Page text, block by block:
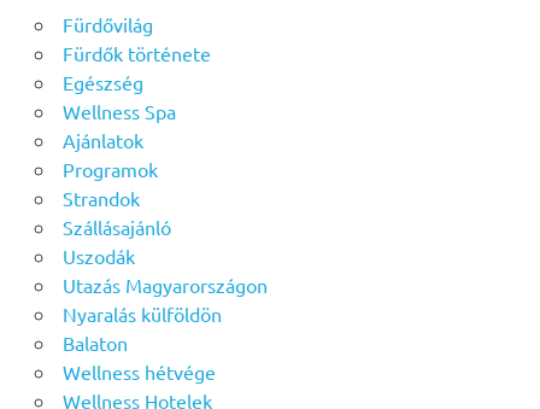
Fürdővilág
Fürdők története
Egészség
Wellness Spa
Ajánlatok
Programok
Strandok
Szállásajánló
Uszodák
Utazás Magyarországon
Nyaralás külföldön
Balaton
Wellness hétvége
Wellness Hotelek